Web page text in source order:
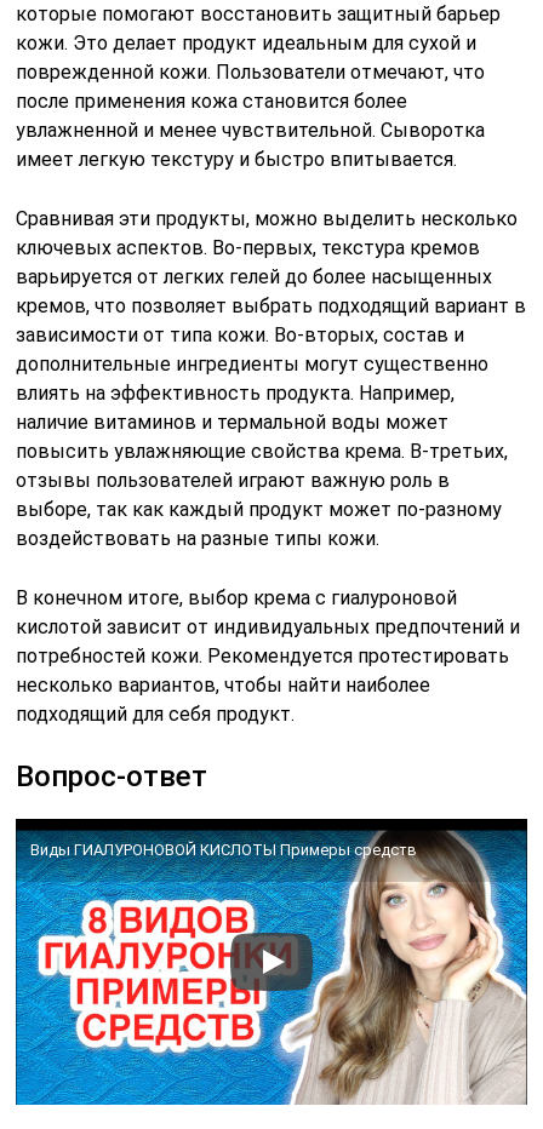
которые помогают восстановить защитный барьер
кожи. Это делает продукт идеальным для сухой и
поврежденной кожи. Пользователи отмечают, что
после применения кожа становится более
увлажненной и менее чувствительной. Сыворотка
имеет легкую текстуру и быстро впитывается.
Сравнивая эти продукты, можно выделить несколько
ключевых аспектов. Во-первых, текстура кремов
варьируется от легких гелей до более насыщенных
кремов, что позволяет выбрать подходящий вариант в
зависимости от типа кожи. Во-вторых, состав и
дополнительные ингредиенты могут существенно
влиять на эффективность продукта. Например,
наличие витаминов и термальной воды может
повысить увлажняющие свойства крема. В-третьих,
отзывы пользователей играют важную роль в
выборе, так как каждый продукт может по-разному
воздействовать на разные типы кожи.
В конечном итоге, выбор крема с гиалуроновой
кислотой зависит от индивидуальных предпочтений и
потребностей кожи. Рекомендуется протестировать
несколько вариантов, чтобы найти наиболее
подходящий для себя продукт.
Вопрос-ответ
Виды ГИАЛУРОНОВОЙ КИСЛОТЫ Примеры средств